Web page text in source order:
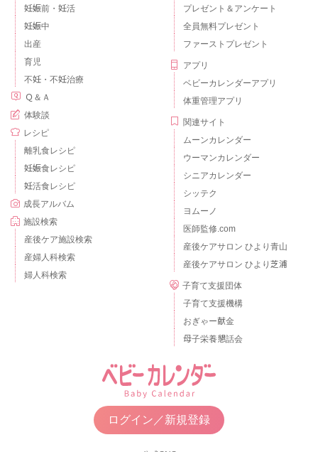
妊娠前・妊活
妊娠中
出産
育児
不妊・不妊治療
Ｑ＆Ａ
体験談
レシピ
離乳食レシピ
妊娠食レシピ
妊活食レシピ
成長アルバム
施設検索
産後ケア施設検索
産婦人科検索
婦人科検索
プレゼント＆アンケート
全員無料プレゼント
ファーストプレゼント
アプリ
ベビーカレンダーアプリ
体重管理アプリ
関連サイト
ムーンカレンダー
ウーマンカレンダー
シニアカレンダー
シッテク
ヨムーノ
医師監修.com
産後ケアサロン ひより青山
産後ケアサロン ひより芝浦
子育て支援団体
子育て支援機構
おぎゃー献金
母子栄養懇話会
ログイン／新規登録